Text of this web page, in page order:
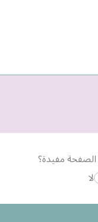
مفيدة؟
لا